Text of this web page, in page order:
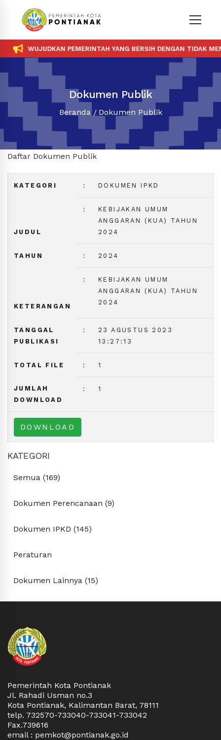
WUJUDKAN PEMERINTAH YANG BERSIH DENGAN TIDAK
Dokumen Publik
Beranda Dokumen Publik
Daftar Dokumen Publik
KATEGORI : DOKUMEN IPKD
JUDUL
:
KEBIJAKAN UMUM
ANGGARAN (KUA) TAHUN
2024
TAHUN : 2024
KETERANGAN
:
KEBIJAKAN UMUM
ANGGARAN (KUA) TAHUN
2024
TANGGAL
PUBLIKASI
:
23 AGUSTUS 2023
13:27:13
TOTAL FILE : 1
JUMLAH
DOWNLOAD
: 1
DOWNLOAD
KATEGORI
Semua (169)
Dokumen Perencanaan (9)
Dokumen IPKD (145)
Peraturan
Dokumen Lainnya (15)
Pemerintah Kota Pontianak
Jl. Rahadi Usman no.3
Kota Pontianak, Kalimantan Barat, 78111
telp. 732570-733040-733041-733042
Fax.739616
email : pemkot@pontianak.go.id